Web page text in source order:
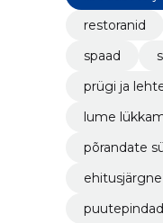
restoranid
spaad
prügi ja
lume
põrandate